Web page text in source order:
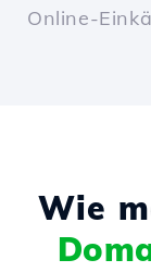
Online-
Wie